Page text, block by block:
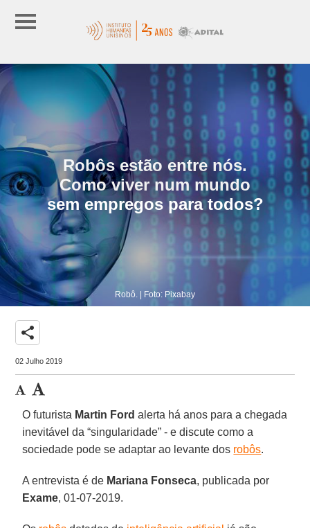
Robôs estão entre nós.
Como viver num mundo
sem empregos para todos?
Robô. | Foto: Pixabay
share
02 Julho 2019
O futurista Martin Ford alerta há anos para a chegada
inevitável da “singularidade” - e discute como a
sociedade pode se adaptar ao levante dos robôs.
A entrevista é de Mariana Fonseca, publicada por
Exame, 01-07-2019.